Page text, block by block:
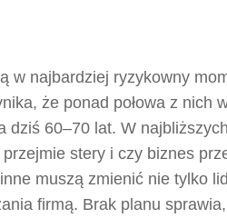
w najbardziej ryzykowny
że ponad połowa z nich
dziś 60–70 lat. W
stery i czy biznes
muszą zmienić nie tylko
firmą. Brak planu